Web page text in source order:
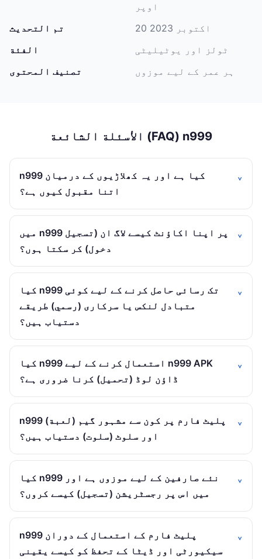
اوپر
تم التحديث
20 اکتوبر 2023
الفئة
ٹولز اور یوٹیلیٹی
تصنيف المحتوى
ہر عمر کے لیے موزوں
الأسئلة الشائعة (FAQ) n999
n999 کیا ہے اور یہ کھلاڑیوں کے درمیان
اتنا مقبول کیوں ہے؟
میں n999 پر اپنا اکاؤنٹ کیسے لاگ ان (تسجيل
دخول) کر سکتا ہوں؟
کیا n999 تک رسائی حاصل کرنے کے لیے کوئی
متبادل لنکس یا سرکاری (رسمي) طریقے
دستیاب ہیں؟
کیا n999 استعمال کرنے کے لیے n999 APK
ڈاؤن لوڈ (تحميل) کرنا ضروری ہے؟
n999 پلیٹ فارم پر کون سے مشہور گیم (لعبة)
اور سلوٹ (سلوت) دستیاب ہیں؟
کیا n999 نئے صارفین کے لیے موزوں ہے اور
میں اس پر رجسٹریشن (تسجيل) کیسے کروں؟
n999 پلیٹ فارم کے استعمال کے دوران
سیکیورٹی اور ڈیٹا کے تحفظ کو کیسے یقینی